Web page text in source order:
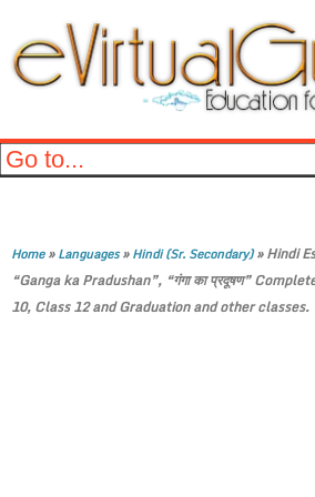
Home»Languages»Hindi (Sr. Secondary)»Hindi
“Ganga ka Pradushan”, “गंगा का प्रदूषण”
10, Class 12 and Graduation and other classes.